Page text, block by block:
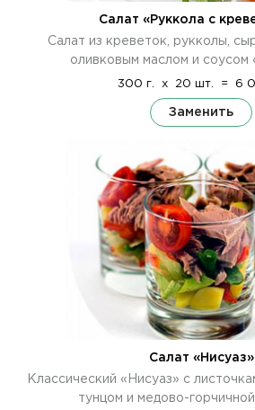
Салат «Руккола с
Салат из креветок, рукколы,
оливковым маслом и соусом
300 г. x 20 шт. = 6
Заменить
Салат «Нисуаз»
Классический «Нисуаз» с
тунцом и медово-